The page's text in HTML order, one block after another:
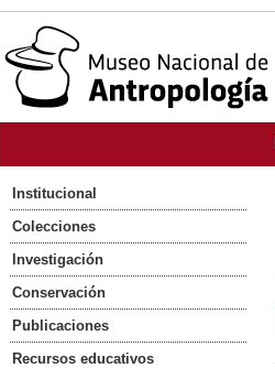
Institucional
Colecciones
Investigación
Conservación
Publicaciones
Recursos educativos